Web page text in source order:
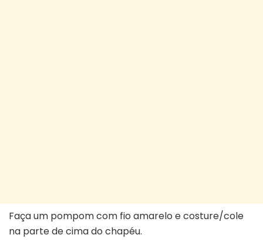
Faça um pompom com fio amarelo e costure/cole
na parte de cima do chapéu.